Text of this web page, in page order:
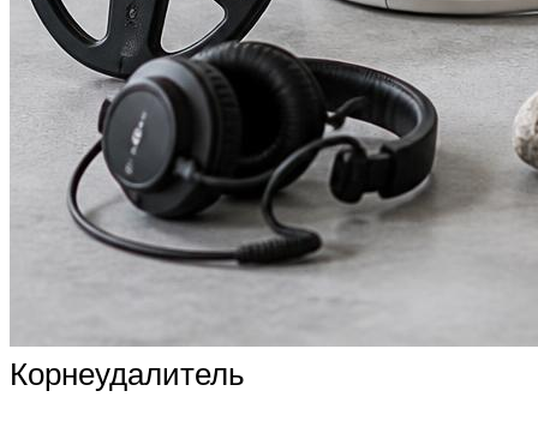
Корнеудалитель